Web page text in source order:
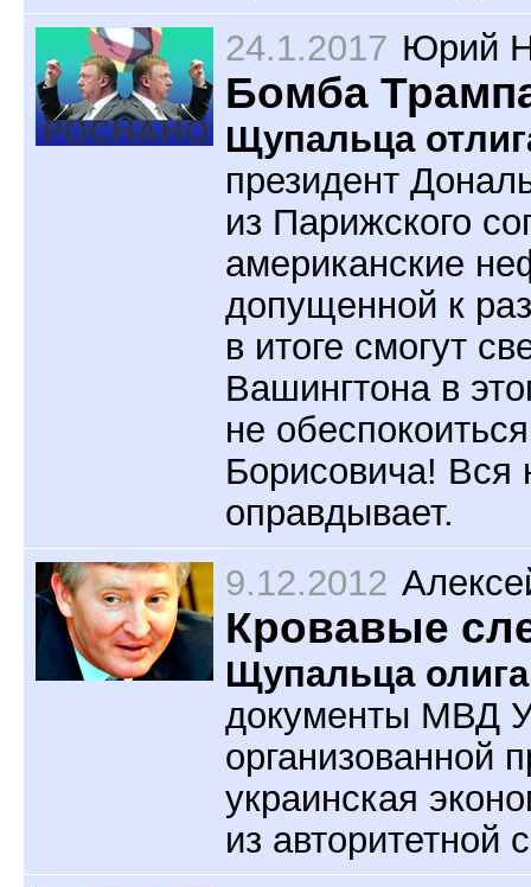
24.1.2017 Юрий
Бомба
Щупальца
президент
из Парижского
американские
допущенной к
в итоге смогут
Вашингтона в
не
Борисовича! Вся
оправдывает.
9.12.2012
Кровавые
Щупальца
документы МВД
организованной
украинская
из авторитетной